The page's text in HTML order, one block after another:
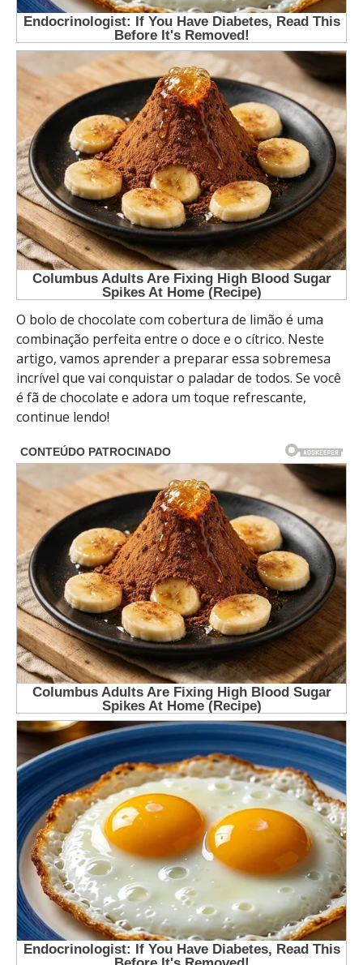
O bolo de chocolate com cobertura de limão é uma
combinação perfeita entre o doce e o cítrico. Neste
artigo, vamos aprender a preparar essa sobremesa
incrível que vai conquistar o paladar de todos. Se você
é fã de chocolate e adora um toque refrescante,
continue lendo!